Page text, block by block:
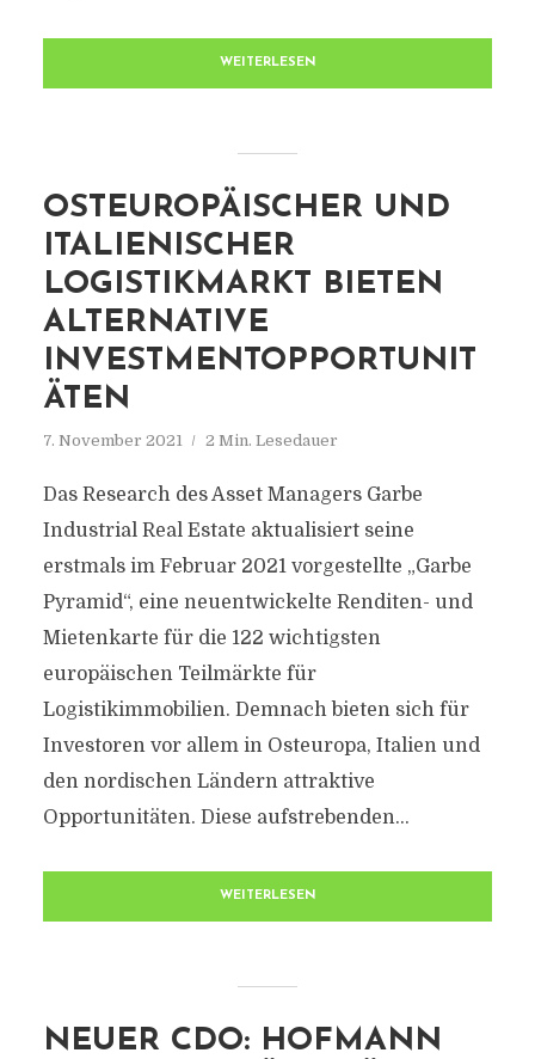
WEITERLESEN
OSTEUROPÄISCHER UND
ITALIENISCHER
LOGISTIKMARKT BIETEN
ALTERNATIVE
INVESTMENTOPPORTUNIT
ÄTEN
7. November 2021 2 Min. Lesedauer
Das Research des Asset Managers Garbe
Industrial Real Estate aktualisiert seine
erstmals im Februar 2021 vorgestellte „Garbe
Pyramid“, eine neuentwickelte Renditen- und
Mietenkarte für die 122 wichtigsten
europäischen Teilmärkte für
Logistikimmobilien. Demnach bieten sich für
Investoren vor allem in Osteuropa, Italien und
den nordischen Ländern attraktive
Opportunitäten. Diese aufstrebenden...
WEITERLESEN
NEUER CDO: HOFMANN